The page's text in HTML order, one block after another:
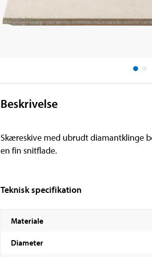
Beskrivelse
Skæreskive med ubrudt diamantklinge
en fin snitflade.
Teknisk specifikation
Materiale
Diameter